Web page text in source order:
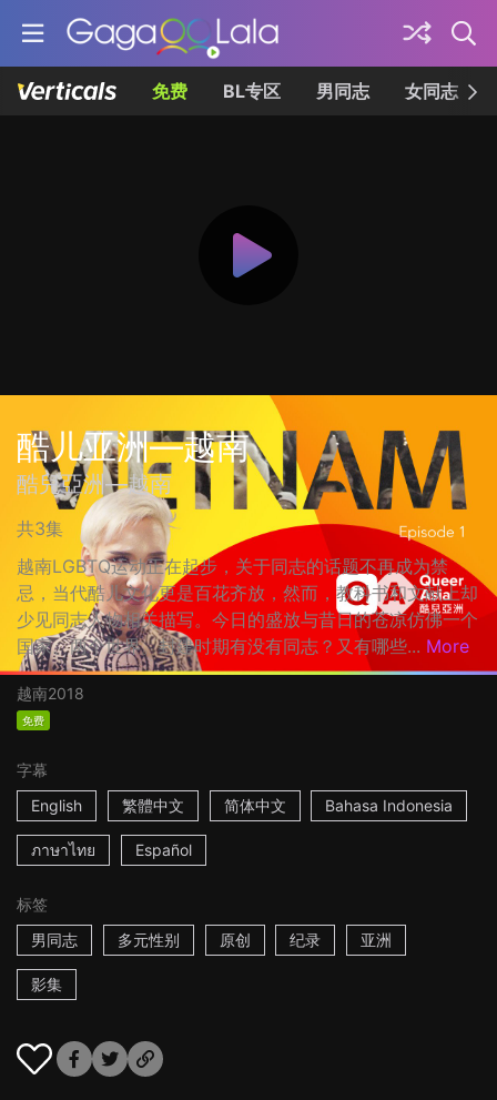
免费 BL专区 男同志 女同志
酷儿亚洲—越南
酷兒亞洲—越南
共3集
越南LGBTQ运动正在起步，关于同志的话题不再成为禁
忌，当代酷儿文化更是百花齐放，然而，教科书和文献上却
少见同志人物相关描写。今日的盛放与昔日的苍凉仿佛一个
国家、两个世界。封建时期有没有同志？又有哪些... More
越南2018
免费
字幕
English
繁體中文 简体中文 Bahasa Indonesia
ภาษาไทย Español
标签
男同志
多元性别 原创 纪录 亚洲
影集